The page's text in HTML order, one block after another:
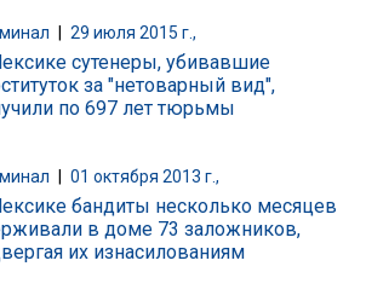
29 июля 2015 г.,
сутенеры, убивавшие
за "нетоварный вид",
по 697 лет тюрьмы
01 октября 2013 г.,
бандиты несколько месяцев
в доме 73 заложников,
их изнасилованиям